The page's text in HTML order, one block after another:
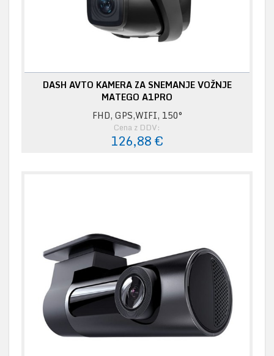
DASH AVTO KAMERA ZA SNEMANJE VOŽNJE
MATEGO A1PRO
FHD, GPS,WIFI, 150°
Cena z DDV:
126,88 €